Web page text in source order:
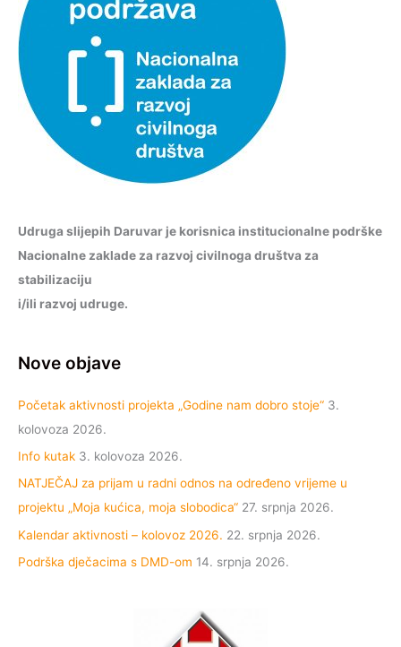
Udruga slijepih Daruvar je korisnica institucionalne podrške
Nacionalne zaklade za razvoj civilnoga društva za
stabilizaciju
i/ili razvoj udruge.
Nove objave
Početak aktivnosti projekta „Godine nam dobro stoje“ 3.
kolovoza 2026.
Info kutak 3. kolovoza 2026.
NATJEČAJ za prijam u radni odnos na određeno vrijeme u
projektu „Moja kućica, moja slobodica“ 27. srpnja 2026.
Kalendar aktivnosti – kolovoz 2026. 22. srpnja 2026.
Podrška dječacima s DMD-om 14. srpnja 2026.